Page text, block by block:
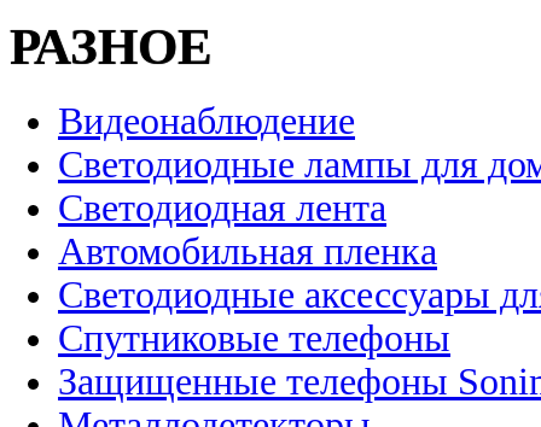
РАЗНОЕ
Видеонаблюдение
Светодиодные лампы для
Светодиодная лента
Автомобильная пленка
Светодиодные аксессуары
Спутниковые телефоны
Защищенные телефоны